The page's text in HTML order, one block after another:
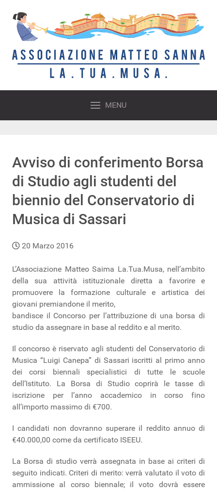
MENU
Avviso di conferimento Borsa
di Studio agli studenti del
biennio del Conservatorio di
Musica di Sassari
20 Marzo 2016
L’Associazione Matteo Saima La.Tua.Musa, nell’ambito
della sua attività istituzionale diretta a favorire e
promuovere la formazione culturale e artistica dei
giovani premiandone il merito,
bandisce il Concorso per l’attribuzione di una borsa di
studio da assegnare in base al reddito e al merito.
Il concorso è riservato agli studenti del Conservatorio di
Musica “Luigi Canepa” di Sassari iscritti al primo anno
dei corsi biennali specialistici di tutte le scuole
dell’Istituto. La Borsa di Studio coprirà le tasse di
iscrizione per l’anno accademico in corso fino
all’importo massimo di €700.
I candidati non dovranno superare il reddito annuo di
€40.000,00 come da certificato ISEEU.
La Borsa di studio verrà assegnata in base ai criteri di
seguito indicati. Criteri di merito: verrà valutato il voto di
ammissione al corso biennale; il voto dovrà essere